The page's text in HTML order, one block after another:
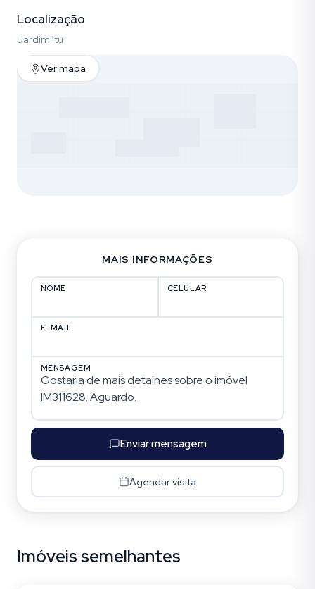
Localização
Jardim Itu
Ver mapa
MAIS INFORMAÇÕES
NOME CELULAR
E-MAIL
MENSAGEM
Enviar mensagem
Agendar visita
Imóveis semelhantes
Jardim Itu